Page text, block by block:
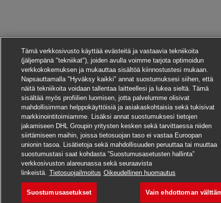
Hae tätä työpaikkaa
Duales
Tämä verkkosivusto käyttää evästeitä ja vastaavia tekniikoita
(jäljempänä "tekniikat"), joiden avulla voimme tarjota optimoidun
verkkokokemuksen ja mukauttaa sisältöä kiinnostustesi mukaan.
Napsauttamalla "Hyväksy kaikki" annat suostumuksesi siihen, että
näitä tekniikoita voidaan tallentaa laitteellesi ja lukea sieltä. Tämä
sisältää myös profiilien luomisen, jotta palvelumme olisivat
mahdollisimman helppokäyttöisiä ja asiakaskohtaisia sekä tukisivat
markkinointitoimiamme. Lisäksi annat suostumuksesi tietojen
jakamiseen DHL Groupin yritysten kesken sekä tarvittaessa niiden
siirtämiseen maihin, joissa tietosuojan taso ei vastaa Euroopan
unionin tasoa. Lisätietoja sekä mahdollisuuden peruuttaa tai muuttaa
suostumustasi saat kohdasta ”Suostumusasetusten hallinta”
verkkosivuston alareunassa sekä seuraavista
linkeistä. Tietosuojailmoitus Oikeudellinen huomautus
Suostumusasetukset Vain ehdottoman